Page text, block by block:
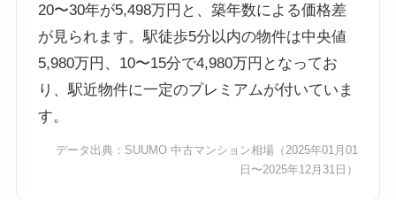
20〜30年が5,498万円と、築年数による価格差
が見られます。駅徒歩5分以内の物件は中央値
5,980万円、10〜15分で4,980万円となってお
り、駅近物件に一定のプレミアムが付いていま
す。
データ出典： SUUMO 中古マンション相場 （2025年01月01
日〜2025年12月31日）